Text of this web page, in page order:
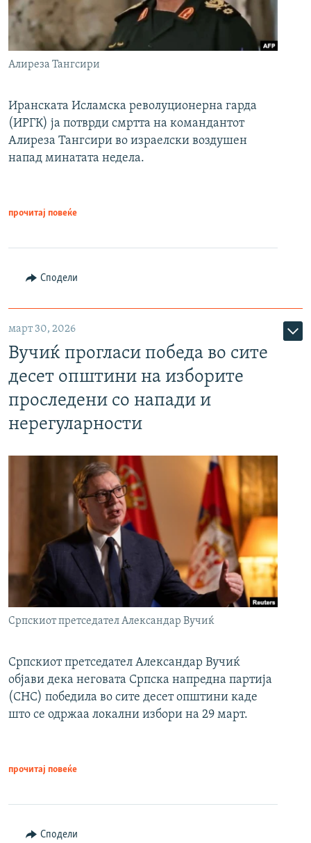
Алиреза Тангсири
Иранската Исламска револуционерна гарда
(ИРГК) ја потврди смртта на командантот
Алиреза Тангсири во израелски воздушен
напад минатата недела.
прочитај повеќе
Сподели
март 30, 2026
Вучиќ прогласи победа во сите
десет општини на изборите
проследени со напади и
нерегуларности
Српскиот претседател Александар Вучиќ
Српскиот претседател Александар Вучиќ
објави дека неговата Српска напредна партија
(СНС) победила во сите десет општини каде
што се одржаа локални избори на 29 март.
прочитај повеќе
Сподели